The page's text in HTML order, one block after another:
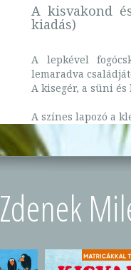
A kisvakond
kiadás)
A lepkével
lemaradva
A kisegér, a süni
A színes lapozó a
Zdenek